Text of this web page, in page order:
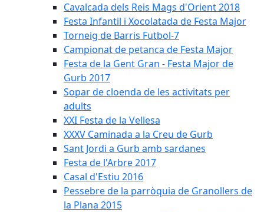
Cavalcada dels Reis Mags d'Orient 2018
Festa Infantil i Xocolatada de Festa Major
Torneig de Barris Futbol-7
Campionat de petanca de Festa Major
Festa de la Gent Gran - Festa Major de
Gurb 2017
Sopar de cloenda de les activitats per
adults
XXI Festa de la Vellesa
XXXV Caminada a la Creu de Gurb
Sant Jordi a Gurb amb sardanes
Festa de l'Arbre 2017
Casal d'Estiu 2016
Pessebre de la parròquia de Granollers de
la Plana 2015